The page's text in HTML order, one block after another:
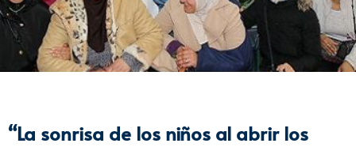
“La sonrisa de los niños al abrir los